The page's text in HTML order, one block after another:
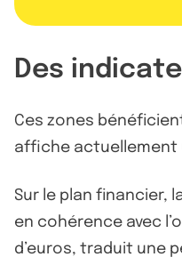
Des
Ces zones
affiche actuellement
Sur le plan financier,
en cohérence avec
d’euros, traduit une